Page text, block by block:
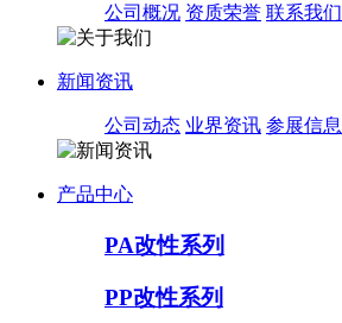
公司概况 资质荣誉 联系我们
新闻资讯
公司动态 业界资讯 参展信息
产品中心
PA改性系列
PP改性系列